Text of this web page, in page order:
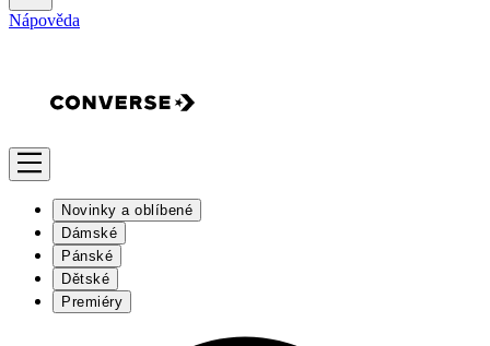
Nápověda
Novinky a oblíbené
Dámské
Pánské
Dětské
Premiéry